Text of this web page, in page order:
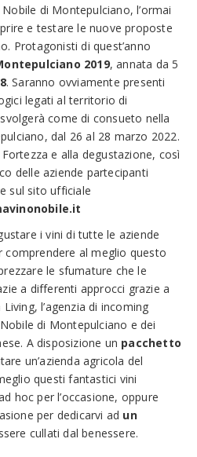
di Montepulciano, l’ormai
e testare le nuove proposte
Protagonisti di quest’anno
2019, annata da 5
. Saranno ovviamente presenti
legati al territorio di
come di consueto nella
dal 26 al 28 marzo 2022.
e alla degustazione, così
delle aziende partecipanti
sul sito ufficiale
i vini di tutte le aziende
al meglio questo
le sfumature che le
a differenti approcci grazie a
l’agenzia di incoming
di Montepulciano e dei
A disposizione un pacchetto
un’azienda agricola del
questi fantastici vini
hoc per l’occasione, oppure
per dedicarvi ad un
cullati dal benessere.